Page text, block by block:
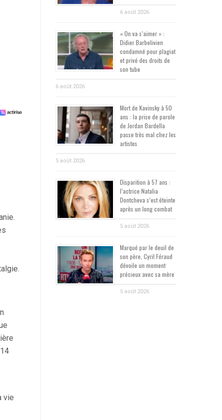
vie
6 août 2026
« On va s’aimer » :
Didier Barbelivien
condamné pour plagiat
et privé des droits de
son tube
6 août 2026
Mort de Kavinsky à 50
ans : la prise de parole
de Jordan Bardella
passe très mal chez les
artistes
5 août 2026
Disparition à 57 ans :
l’actrice Natalia
Dontcheva s’est éteinte
après un long combat
5 août 2026
Marqué par le deuil de
son père, Cyril Féraud
dévoile un moment
précieux avec sa mère
5 août 2026